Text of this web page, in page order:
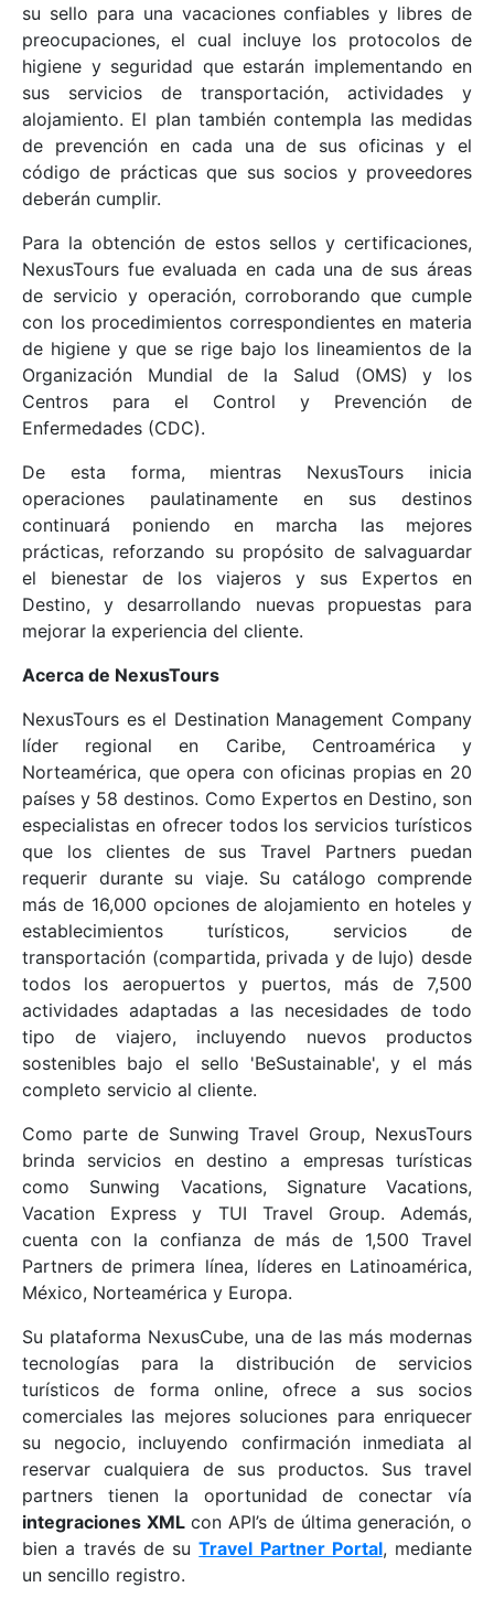
su sello para una vacaciones confiables y libres de
preocupaciones, el cual incluye los protocolos de
higiene y seguridad que estarán implementando en
sus servicios de transportación, actividades y
alojamiento. El plan también contempla las medidas
de prevención en cada una de sus oficinas y el
código de prácticas que sus socios y proveedores
deberán cumplir.
Para la obtención de estos sellos y certificaciones,
NexusTours fue evaluada en cada una de sus áreas
de servicio y operación, corroborando que cumple
con los procedimientos correspondientes en materia
de higiene y que se rige bajo los lineamientos de la
Organización Mundial de la Salud (OMS) y los
Centros para el Control y Prevención de
Enfermedades (CDC).
De esta forma, mientras NexusTours inicia
operaciones paulatinamente en sus destinos
continuará poniendo en marcha las mejores
prácticas, reforzando su propósito de salvaguardar
el bienestar de los viajeros y sus Expertos en
Destino, y desarrollando nuevas propuestas para
mejorar la experiencia del cliente.
Acerca de NexusTours
NexusTours es el Destination Management Company
líder regional en Caribe, Centroamérica y
Norteamérica, que opera con oficinas propias en 20
países y 58 destinos. Como Expertos en Destino, son
especialistas en ofrecer todos los servicios turísticos
que los clientes de sus Travel Partners puedan
requerir durante su viaje. Su catálogo comprende
más de 16,000 opciones de alojamiento en hoteles y
establecimientos turísticos, servicios de
transportación (compartida, privada y de lujo) desde
todos los aeropuertos y puertos, más de 7,500
actividades adaptadas a las necesidades de todo
tipo de viajero, incluyendo nuevos productos
sostenibles bajo el sello 'BeSustainable', y el más
completo servicio al cliente.
Como parte de Sunwing Travel Group, NexusTours
brinda servicios en destino a empresas turísticas
como Sunwing Vacations, Signature Vacations,
Vacation Express y TUI Travel Group. Además,
cuenta con la confianza de más de 1,500 Travel
Partners de primera línea, líderes en Latinoamérica,
México, Norteamérica y Europa.
Su plataforma NexusCube, una de las más modernas
tecnologías para la distribución de servicios
turísticos de forma online, ofrece a sus socios
comerciales las mejores soluciones para enriquecer
su negocio, incluyendo confirmación inmediata al
reservar cualquiera de sus productos. Sus travel
partners tienen la oportunidad de conectar vía
integraciones XMLcon API’s de última generación, o
bien a través de suTravel Partner Portal, mediante
un sencillo registro.